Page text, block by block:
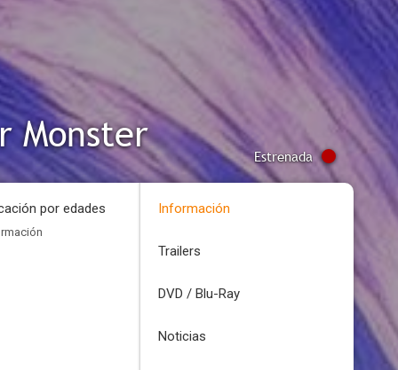
Monster
Estrenada
por edades Información
Trailers
DVD / Blu-Ray
Noticias